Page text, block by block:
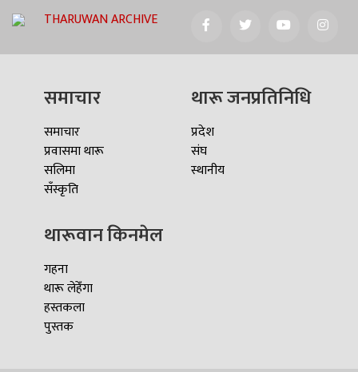
THARUWAN ARCHIVE
समाचार
समाचार
प्रवासमा थारू
सलिमा
सँस्कृति
थारू जनप्रतिनिधि
प्रदेश
संघ
स्थानीय
थारूवान किनमेल
गहना
थारू लेहेँगा
हस्तकला
पुस्तक